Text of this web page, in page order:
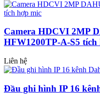
Camera HDCVI 2MP
HFW1200TP-A-S5 tích
Liên hệ
Đầu ghi hình IP 16